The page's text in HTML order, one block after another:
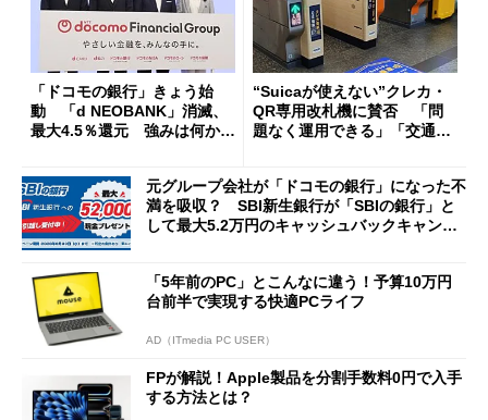
「ドコモの銀行」きょう始
動 「d NEOBANK」消滅、
最大4.5％還元 強みは何か解
“Suicaが使えない”クレカ・
QR専用改札機に賛否 「問
題なく運用できる」「交通系I
元グループ会社が「ドコモの銀行」になった不
満を吸収？ SBI新生銀行が「SBIの銀行」と
して最大5.2万円のキャッシュバックキャンペ
「5年前のPC」とこんなに違う！予算10万円
台前半で実現する快適PCライフ
AD（ITmedia PC USER）
FPが解説！Apple製品を分割手数料0円で入手
する方法とは？